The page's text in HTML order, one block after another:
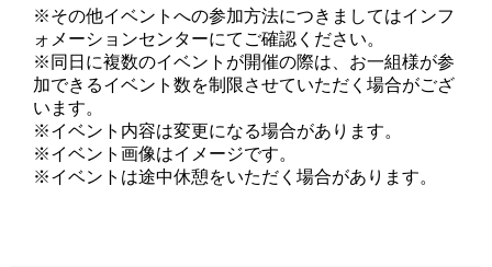
※その他イベントへの参加方法につきましてはインフ
ォメーションセンターにてご確認ください。
※同日に複数のイベントが開催の際は、お一組様が参
加できるイベント数を制限させていただく場合がござ
います。
※イベント内容は変更になる場合があります。
※イベント画像はイメージです。
※イベントは途中休憩をいただく場合があります。